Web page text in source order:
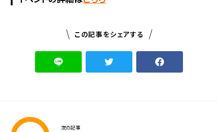
この記事をシェアする
次の記事